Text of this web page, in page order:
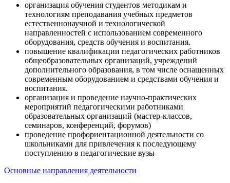
организация обучения студентов методикам и
технологиям преподавания учебных предметов
естественнонаучной и технологической
направленностей с использованием современного
оборудования, средств обучения и воспитания.
повышение квалификации педагогических работников
общеобразовательных организаций, учреждений
дополнительного образования, в том числе оснащенных
современным оборудованием и средствами обучения и
воспитания.
организация и проведение научно-практических
мероприятий педагогическими работниками
образовательных организаций (мастер-классов,
семинаров, конференций, форумов)
проведение профориентационной деятельности со
школьниками для привлечения к последующему
поступлению в педагогические вузы
Основные направления деятельности